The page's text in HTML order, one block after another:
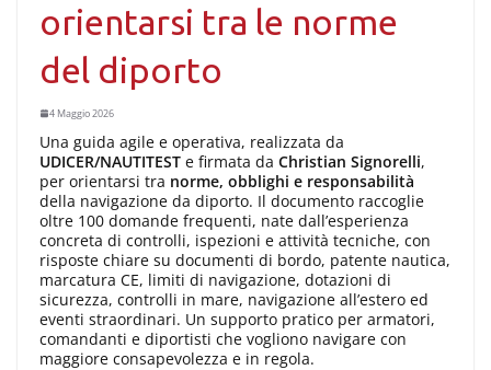
orientarsi tra le norme
del diporto
4 Maggio 2026
Una guida agile e operativa, realizzata da
UDICER/NAUTITEST e firmata da Christian Signorelli,
per orientarsi tra norme, obblighi e responsabilità
della navigazione da diporto. Il documento raccoglie
oltre 100 domande frequenti, nate dall’esperienza
concreta di controlli, ispezioni e attività tecniche, con
risposte chiare su documenti di bordo, patente nautica,
marcatura CE, limiti di navigazione, dotazioni di
sicurezza, controlli in mare, navigazione all’estero ed
eventi straordinari. Un supporto pratico per armatori,
comandanti e diportisti che vogliono navigare con
maggiore consapevolezza e in regola.